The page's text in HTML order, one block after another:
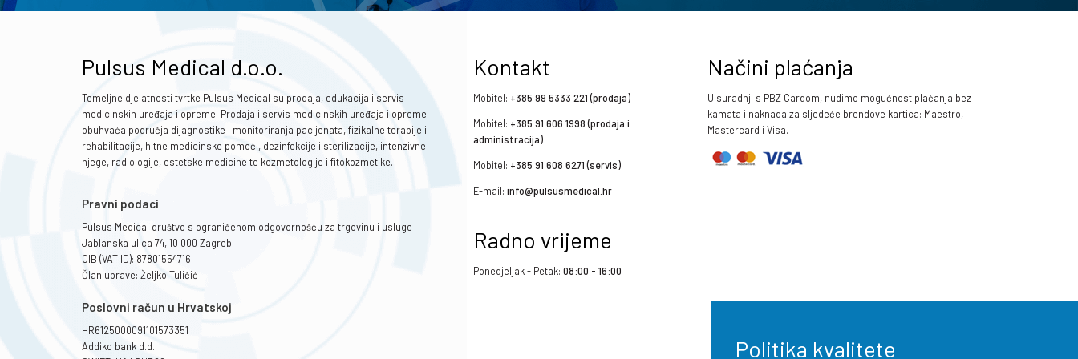
Pulsus Medical d.o.o.
Temeljne djelatnosti tvrtke Pulsus Medical su prodaja, edukacija i servis
medicinskih uređaja i opreme. Prodaja i servis medicinskih uređaja i opreme
obuhvaća područja dijagnostike i monitoriranja pacijenata, fizikalne terapije i
rehabilitacije, hitne medicinske pomoći, dezinfekcije i sterilizacije, intenzivne
njege, radiologije, estetske medicine te kozmetologije i fitokozmetike.
Pravni podaci
Pulsus Medical društvo s ograničenom odgovornošću za trgovinu i usluge
Jablanska ulica 74, 10 000 Zagreb
OIB (VAT ID): 87801554716
Član uprave: Željko Tuličić
Poslovni račun u Hrvatskoj
HR6125000091101573351
Addiko bank d.d.
Kontakt
Mobitel: +385 99 5333 221 (prodaja)
Mobitel: +385 91 606 1998 (prodaja i
administracija)
Mobitel: +385 91 608 6271 (servis)
E-mail: info@pulsusmedical.hr
Radno vrijeme
Ponedjeljak - Petak: 08:00 - 16:00
Načini plaćanja
U suradnji s PBZ Cardom, nudimo mogućnost plaćanja bez
kamata i naknada za sljedeće brendove kartica: Maestro,
Mastercard i Visa.
Politika kvalitete